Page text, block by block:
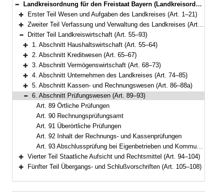
Bereich reduzieren
Landkreisordnung für den Freistaat Bayern (Landkreisordnung – LKrO) in der Fassung der Bekanntmachung vom 22. August 1998 (GVBl. S. 826) BayRS 2020-3-1-I (Art. 1–108)
Bereich erweitern
Erster Teil Wesen und Aufgaben des Landkreises (Art. 1–21)
Bereich erweitern
Zweiter Teil Verfassung und Verwaltung des Landkreises (Art. 22–54)
Bereich reduzieren
Dritter Teil Landkreiswirtschaft (Art. 55–93)
Bereich erweitern
1. Abschnitt Haushaltswirtschaft (Art. 55–64)
Bereich erweitern
2. Abschnitt Kreditwesen (Art. 65–67)
Bereich erweitern
3. Abschnitt Vermögenswirtschaft (Art. 68–73)
Bereich erweitern
4. Abschnitt Unternehmen des Landkreises (Art. 74–85)
Bereich erweitern
5. Abschnitt Kassen- und Rechnungswesen (Art. 86–88a)
Bereich reduzieren
6. Abschnitt Prüfungswesen (Art. 89–93)
Art. 89 Örtliche Prüfungen
Art. 90 Rechnungsprüfungsamt
Art. 91 Überörtliche Prüfungen
Art. 92 Inhalt der Rechnungs- und Kassenprüfungen
Art. 93 Abschlussprüfung bei Eigenbetrieben und Kommunalunternehmen
Bereich erweitern
Vierter Teil Staatliche Aufsicht und Rechtsmittel (Art. 94–104)
Fünfter Teil Übergangs- und Schlußvorschriften (Art. 105–108)